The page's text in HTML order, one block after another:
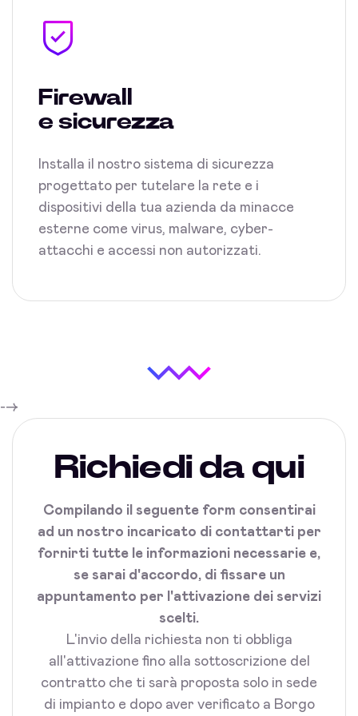
Firewall
e sicurezza
Installa il nostro sistema di sicurezza
progettato per tutelare la rete e i
dispositivi della tua azienda da minacce
esterne come virus, malware, cyber-
attacchi e accessi non autorizzati.
-->
Richiedi da qui
Compilando il seguente form consentirai
ad un nostro incaricato di contattarti per
fornirti tutte le informazioni necessarie e,
se sarai d'accordo, di fissare un
appuntamento per l'attivazione dei servizi
scelti.
L'invio della richiesta non ti obbliga
all'attivazione fino alla sottoscrizione del
contratto che ti sarà proposta solo in sede
di impianto e dopo aver verificato a Borgo